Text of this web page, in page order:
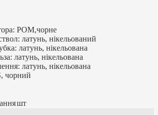
POM,чорне
латунь, нікельований
латунь, нікельована
латунь, нікельована
латунь, нікельована
чорний
шт